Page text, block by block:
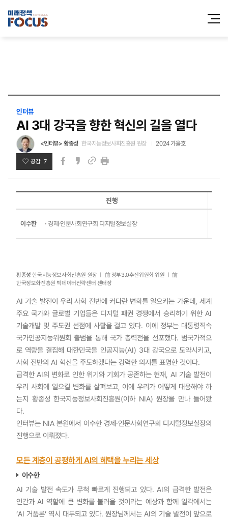
전체메
열기
인터뷰
AI 3대 강국을 향한 혁신의 길을 열다
<인터뷰> 황종성 한국지능정보사회진흥원 원장 2024 가을호
공감 7
진행
이수한 경제·인문사회연구회 디지털정보실장
황종성 한국지능정보사회진흥원 원장 ㅣ 前 정부3.0추진위원회 위원 ㅣ 前
한국정보화진흥원 빅데이터전략센터 센터장
AI 기술 발전이 우리 사회 전반에 커다란 변화를 일으키는 가운데, 세계
주요 국가와 글로벌 기업들은 디지털 패권 경쟁에서 승리하기 위한 AI
기술개발 및 주도권 선점에 사활을 걸고 있다. 이에 정부는 대통령직속
국가인공지능위원회 출범을 통해 국가 총력전을 선포했다. 범국가적으
로 역량을 결집해 대한민국을 인공지능(AI) 3대 강국으로 도약시키고,
사회 전반의 AI 혁신을 주도하겠다는 강력한 의지를 표명한 것이다.
급격한 AI의 변화로 인한 위기와 기회가 공존하는 현재, AI 기술 발전이
우리 사회에 일으킬 변화를 살펴보고, 이에 우리가 어떻게 대응해야 하
는지 황종성 한국지능정보사회진흥원(이하 NIA) 원장을 만나 들어봤
다.
인터뷰는 NIA 본원에서 이수한 경제·인문사회연구회 디지털정보실장의
진행으로 이뤄졌다.
모든 계층이 공평하게 AI의 혜택을 누리는 세상
이수한
AI 기술 발전 속도가 무척 빠르게 진행되고 있다. AI의 급격한 발전은
인간과 AI 역할에 큰 변화를 불러올 것이라는 예상과 함께 일각에서는
‘AI 거품론’ 역시 대두되고 있다. 원장님께서는 AI의 기술 발전이 앞으로